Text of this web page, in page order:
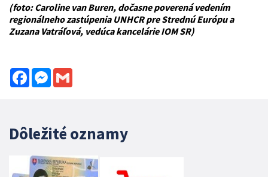
(foto: Caroline van Buren, dočasne poverená vedením
regionálneho zastúpenia UNHCR pre Strednú Európu a
Zuzana Vatráľová, vedúca kancelárie IOM SR)
FacebookMessenger
Dôležité oznamy